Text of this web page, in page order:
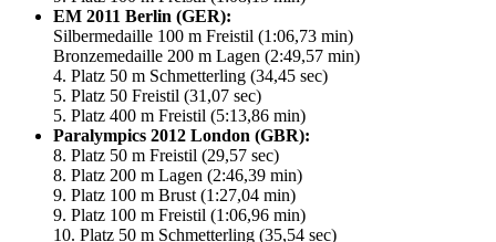
EM 2011 Berlin (GER):
Silbermedaille 100 m Freistil (1:06,73 min)
Bronzemedaille 200 m Lagen (2:49,57 min)
4. Platz 50 m Schmetterling (34,45 sec)
5. Platz 50 Freistil (31,07 sec)
5. Platz 400 m Freistil (5:13,86 min)
Paralympics 2012 London (GBR):
8. Platz 50 m Freistil (29,57 sec)
8. Platz 200 m Lagen (2:46,39 min)
9. Platz 100 m Brust (1:27,04 min)
9. Platz 100 m Freistil (1:06,96 min)
10. Platz 50 m Schmetterling (35,54 sec)